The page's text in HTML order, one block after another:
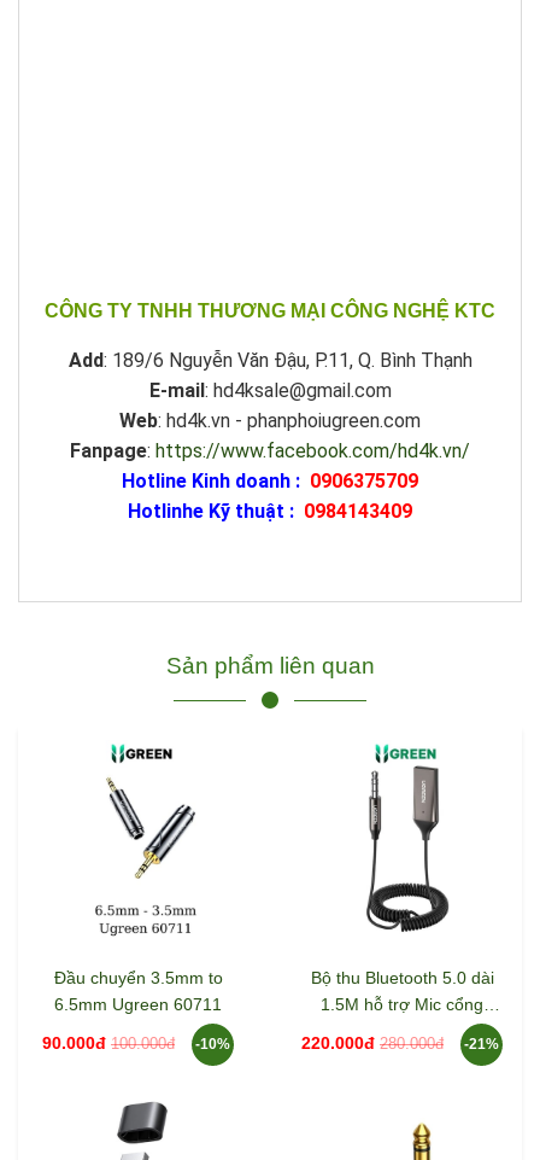
CÔNG TY TNHH THƯƠNG MẠI CÔNG NGHỆ KTC
Add: 189/6 Nguyễn Văn Đậu, P.11, Q. Bình Thạnh
E-mail: hd4ksale@gmail.com
Web: hd4k.vn - phanphoiugreen.com
Fanpage: https://www.facebook.com/hd4k.vn/
Hotline Kinh doanh : 0906375709
Hotlinhe Kỹ thuật : 0984143409
Sản phẩm liên quan
Đầu chuyển 3.5mm to
6.5mm Ugreen 60711
90.000đ 100.000đ -10%
Bộ thu Bluetooth 5.0 dài
1.5M hỗ trợ Mic cổng
3.5mm Ugreen 70601
220.000đ 280.000đ -21%